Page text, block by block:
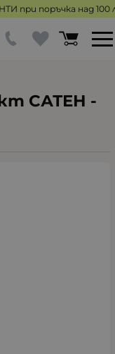
при поръчка над 100
САТЕН -